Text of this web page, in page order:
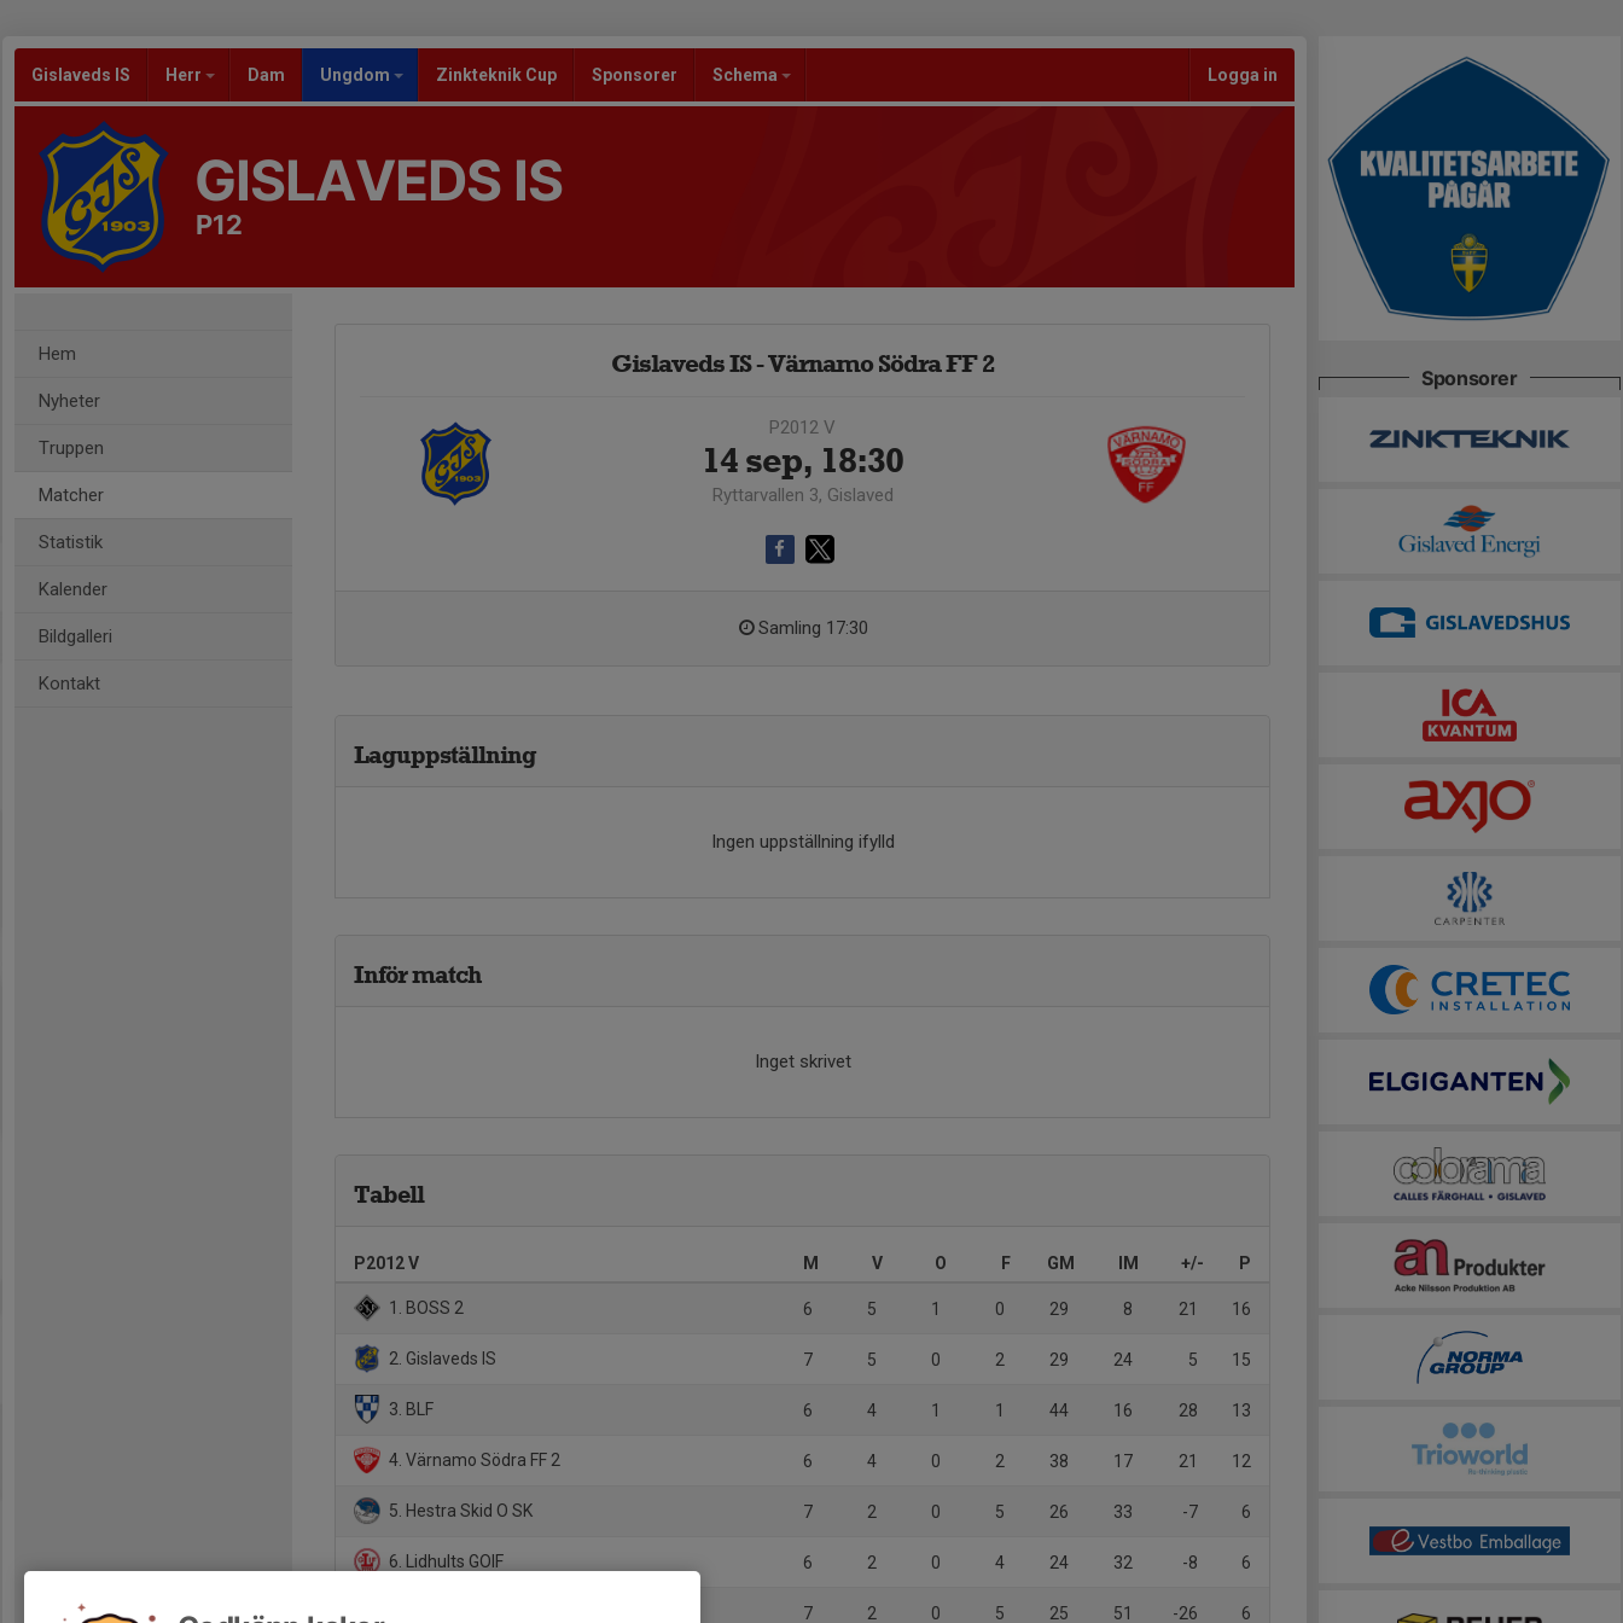
Gislaveds IS Herr Dam Ungdom Zinkteknik Cup Sponsorer Schema Logga in
GISLAVEDS IS
P12
Hem
Nyheter
Truppen
Matcher
Statistik
Kalender
Bildgalleri
Kontakt
Gislaveds IS - Värnamo Södra FF 2
P2012 V
14 sep, 18:30
Ryttarvallen 3, Gislaved
Samling 17:30
Laguppställning
Ingen uppställning ifylld
Inför match
Inget skrivet
Tabell
P2012 V M V O F GM IM +/- P
1. BOSS 2 6 5 1 0 29 8 21 16
2. Gislaveds IS 7 5 0 2 29 24 5 15
3. BLF 6 4 1 1 44 16 28 13
4. Värnamo Södra FF 2 6 4 0 2 38 17 21 12
5. Hestra Skid O SK 7 2 0 5 26 33 -7 6
6. Lidhults GOIF 6 2 0 4 24 32 -8 6
7 2 0 5 25 51 -26 6
Sponsorer